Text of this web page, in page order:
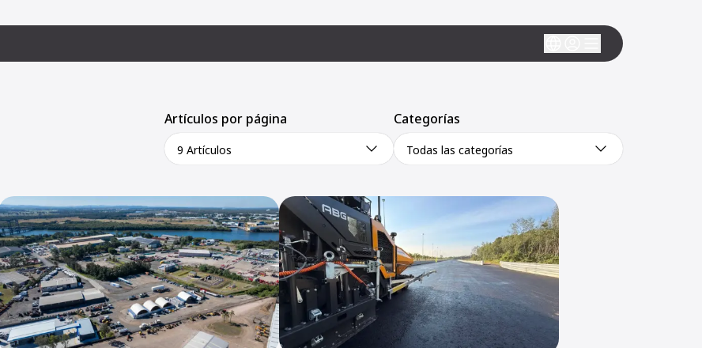
Artículos por página
9 Artículos
Categorías
Todas las categorías